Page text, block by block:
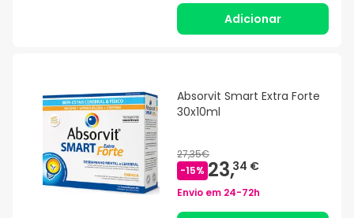
Adicionar
Absorvit Smart Extra Forte
30x10ml
27,35€
-15% 23,34 €
Envio em 24-72h